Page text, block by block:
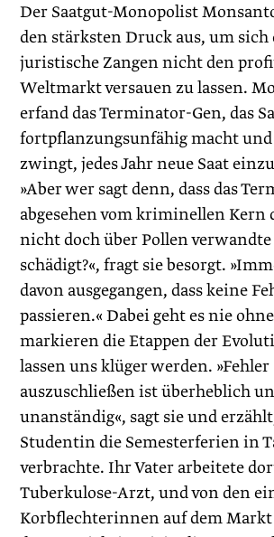
Der Saatgut-Monopolist
den stärksten Druck aus, um
juristische Zangen nicht den
Weltmarkt versauen zu lassen.
erfand das Terminator-Gen, das
fortpflanzungsunfähig macht
zwingt, jedes Jahr neue Saat
»Aber wer sagt denn, dass das
abgesehen vom kriminellen Kern
nicht doch über Pollen
schädigt?«, fragt sie besorgt.
davon ausgegangen, dass keine
passieren.« Dabei geht es nie
markieren die Etappen der
lassen uns klüger werden. »Fehler
auszuschließen ist überheblich
unanständig«, sagt sie und
Studentin die Semesterferien in
verbrachte. Ihr Vater arbeitete
Tuberkulose-Arzt, und von den
Korbflechterinnen auf dem